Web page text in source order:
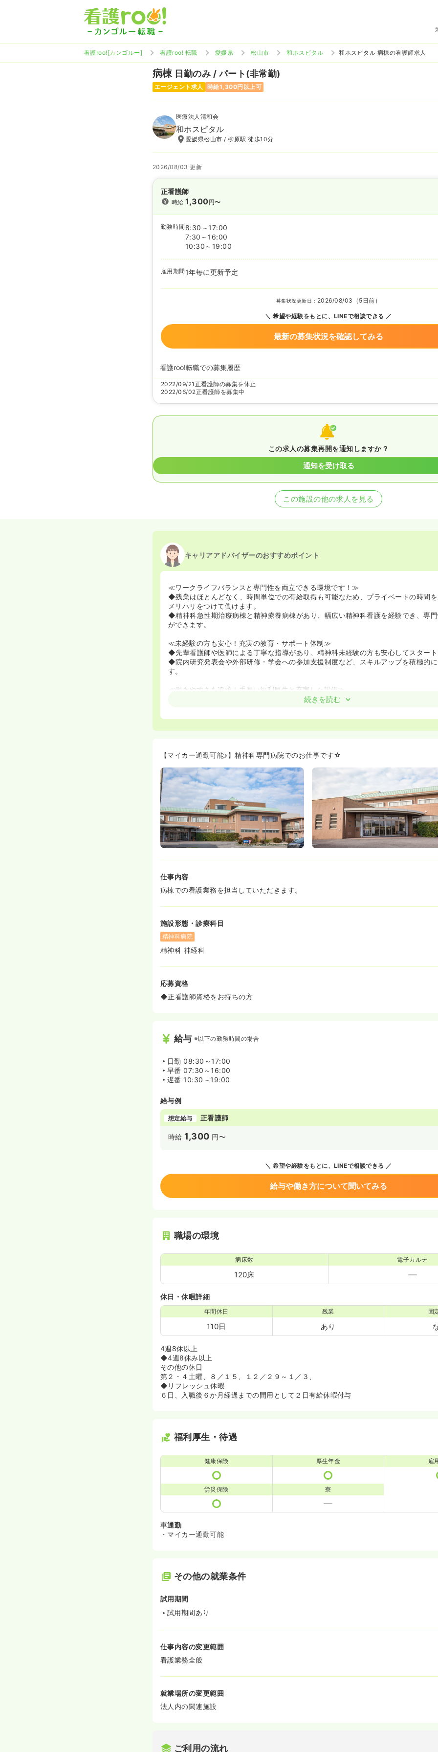
看護roo![カンゴルー] 看護roo! 転職 愛媛県 松山市 和ホスピタル 和ホスピタル 病棟の看護師求人
病棟 日勤のみ / パート(非常勤)
エージェント求人 時給1,300円以上可
医療法人清和会
和ホスピタル
愛媛県松山市 / 柳原駅 徒歩10分
2026/08/03 更新
正看護師
時給1,300円〜
勤務時間 8:30～17:00
7:30～16:00
10:30～19:00
雇用期間 1年毎に更新予定
募集状況更新日： 2026/08/03（5日前）
希望や経験をもとに、LINEで相談できる
最新の募集状況を確認してみる
看護roo!転職での募集履歴
2022/09/21 正看護師の募集を休止
2022/06/02正看護師を募集中
この求人の募集再開を通知しますか？
通知を受け取る
この施設の他の求人を見る
キャリアアドバイザーのおすすめポイント
≪ワークライフバランスと専門性を両立できる環境です！≫
◆残業はほとんどなく、時間単位での有給取得も可能なため、プライベートの時間
メリハリをつけて働けます。
◆精神科急性期治療病棟と精神療養病棟があり、幅広い精神科看護を経験でき、専
ができます。
≪未経験の方も安心！充実の教育・サポート体制≫
◆先輩看護師や医師による丁寧な指導があり、精神科未経験の方も安心してスター
◆院内研究発表会や外部研修・学会への参加支援制度など、スキルアップを積極的
す。
≪働きやすさを追求！手厚い福利厚生と充実した設備≫
◆賞与は年2回、計4.0ヶ月分（前年度実績）支給、昇給制度や各種手当も充実して
◆駅チカで通勤が便利な上、マイカー通勤も可能です。職員食堂も完備しており、
◆多職種との連携がスムーズで、経験年数に関わらず誰もが意見を発信しやすいフ
◆作業療法やアロマセラピーなど、新しいケアにも積極的に取り組んでいます。
続きを読む
【マイカー通勤可能♪】精神科専門病院でのお仕事です☆
仕事内容
病棟での看護業務を担当していただきます。
施設形態・診療科目
精神科病院
精神科 神経科
応募資格
◆正看護師資格をお持ちの方
給与 ※以下の勤務時間の場合
日勤 08:30～17:00
早番 07:30～16:00
遅番 10:30～19:00
給与例
想定給与 正看護師
時給 1,300 円〜
希望や経験をもとに、LINEで相談できる
給与や働き方について聞いてみる
職場の環境
病床数
120床
電子カルテ
休日・休暇詳細
年間休日
110日
残業
あり
固
4週8休以上
◆4週8休み以上
その他の休日
第２・４土曜、８／１５、１２／２９～１／３、
◆リフレッシュ休暇
６日、入職後６か月経過までの間用として２日有給休暇付与
福利厚生・待遇
健康保険 厚生年金 雇
労災保険 寮
車通勤
・マイカー通勤可能
その他の就業条件
試用期間
試用期間あり
仕事内容の変更範囲
看護業務全般
就業場所の変更範囲
法人内の関連施設
ご利用の流れ